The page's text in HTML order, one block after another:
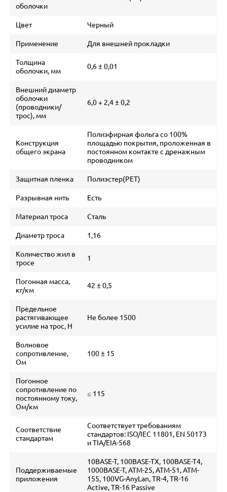
оболочки
Цвет Черный
Применение Для внешней прокладки
Толщина
оболочки, мм
0,6 ± 0,01
Внешний диаметр
оболочки
(проводники/
трос), мм
6,0 + 2,4 ± 0,2
Конструкция
общего экрана
Полиэфирная фольга со 100%
площадью покрытия, проложенная в
постоянном контакте с дренажным
проводником
Защитная пленка Полиэстер(PET)
Разрывная нить Есть
Материал троса Сталь
Диаметр троса 1,16
Количество жил в
тросе
1
Погонная масса,
кг/км
42 ± 0,5
Предельное
растягивающее
усилие на трос, Н
Не более 1500
Волновое
сопротивление,
Ом
100 ± 15
Погонное
сопротивление по
постоянному току,
Ом/км
≤ 115
Соответствие
стандартам
Соответствует требованиям
стандартов: ISO/IEC 11801, EN 50173
и TIA/EIA-568
Поддерживаемые
приложения
10BASE-T, 100BASE-TX, 100BASE-T4,
1000BASE-T, ATM-25, ATM-51, ATM-
155, 100VG-AnyLan, TR-4, TR-16
Active, TR-16 Passive